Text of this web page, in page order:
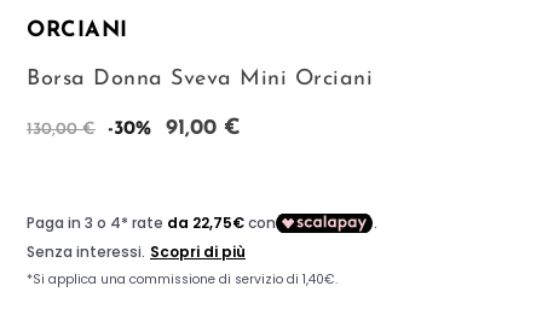
ORCIANI
Borsa Donna Sveva Mini Orciani
130,00 € -30% 91,00 €